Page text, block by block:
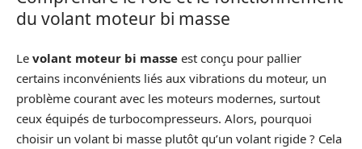
du volant moteur bi masse
Le volant moteur bi masse est conçu pour pallier
certains inconvénients liés aux vibrations du moteur, un
problème courant avec les moteurs modernes, surtout
ceux équipés de turbocompresseurs. Alors, pourquoi
choisir un volant bi masse plutôt qu’un volant rigide ? Cela